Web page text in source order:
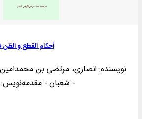
أحکام القطع و
نویسنده: انصاری، مرتضی بن
شعبان - مقدمهنويس: مدرس گیلانی، مرتضی -